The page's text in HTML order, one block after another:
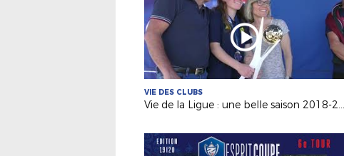
VIE DES CLUBS
Vie de la Ligue : une belle saison 2018-2019 !